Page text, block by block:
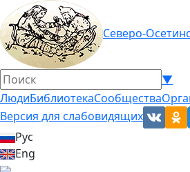
Северо-
▼
ЛюдиБиблиотекаСообщества
Версия для слабовидящих
Рус
Eng